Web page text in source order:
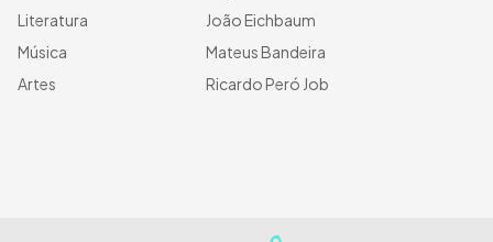
Literatura
Música
Artes
João Eichbaum
Mateus Bandeira
Ricardo Peró Job